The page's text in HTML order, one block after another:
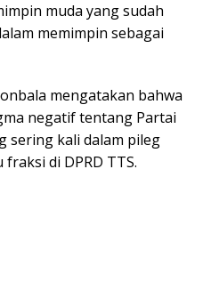
muda yang sudah
memimpin sebagai
mengatakan bahwa
negatif tentang Partai
sering kali dalam pileg
di DPRD TTS.